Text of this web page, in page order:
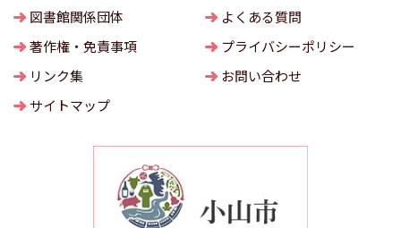
図書館関係団体
よくある質問
著作権・免責事項
プライバシーポリシー
リンク集
お問い合わせ
サイトマップ